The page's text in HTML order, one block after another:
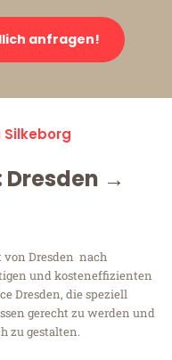
anfragen!
Silkeborg
Dresden →
von Dresden nach
und kosteneffizienten
Dresden, die speziell
gerecht zu werden und
zu gestalten.